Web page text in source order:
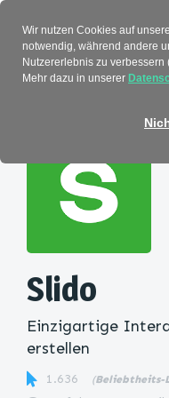
Slido
Einzigartige
erstellen
1.636 (Beliebtheits-
Wir nutzen Cookies auf
notwendig, während andere
Nutzererlebnis zu
Mehr dazu in unserer